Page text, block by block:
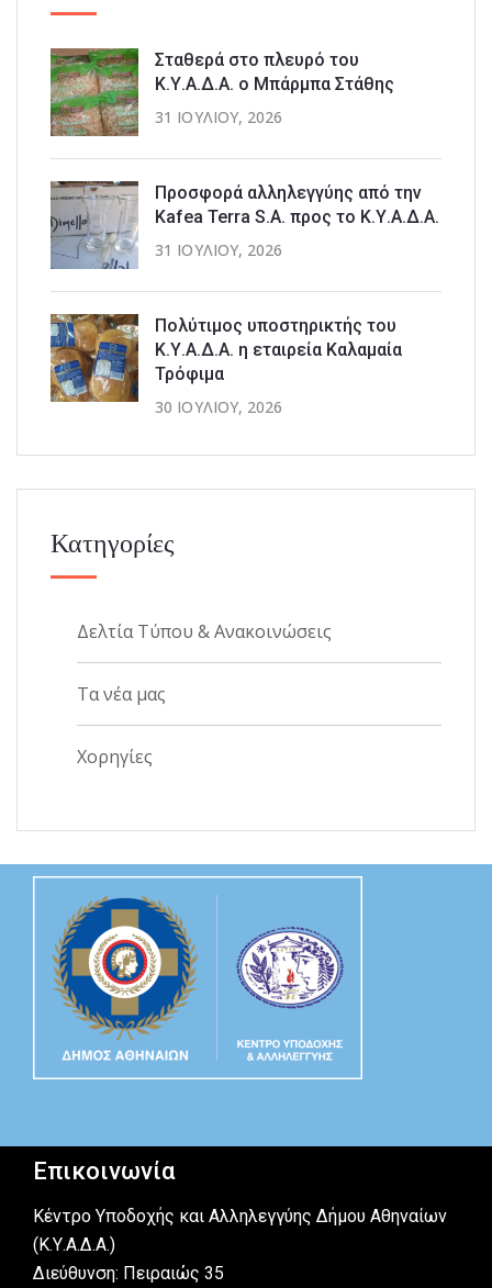
Σταθερά στο πλευρό του
Κ.Υ.Α.Δ.Α. ο Μπάρμπα Στάθης
31 ΙΟΥΛΊΟΥ, 2026
Προσφορά αλληλεγγύης από την
Kafea Terra S.A. προς το Κ.Υ.Α.Δ.Α.
31 ΙΟΥΛΊΟΥ, 2026
Πολύτιμος υποστηρικτής του
Κ.Υ.Α.Δ.Α. η εταιρεία Καλαμαία
Τρόφιμα
30 ΙΟΥΛΊΟΥ, 2026
Κατηγορίες
Δελτία Τύπου & Ανακοινώσεις
Τα νέα μας
Χορηγίες
Επικοινωνία
Κέντρο Υποδοχής και Αλληλεγγύης Δήμου Αθηναίων
(Κ.Υ.Α.Δ.Α.)
Διεύθυνση: Πειραιώς 35